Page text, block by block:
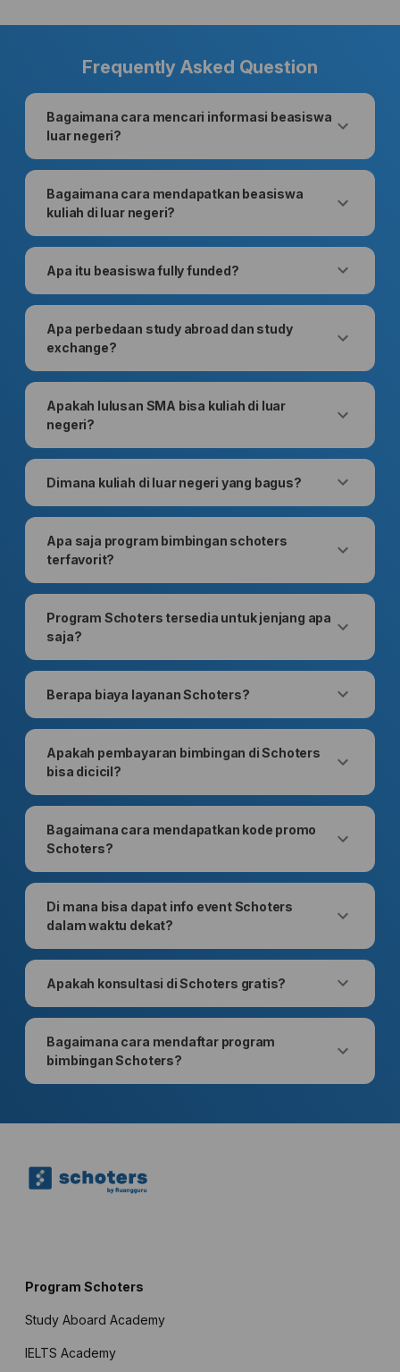
Frequently Asked Question
Bagaimana cara mencari informasi beasiswa
luar negeri?
Bagaimana cara mendapatkan beasiswa
kuliah di luar negeri?
Apa itu beasiswa fully funded?
Apa perbedaan study abroad dan study
exchange?
Apakah lulusan SMA bisa kuliah di luar
negeri?
Dimana kuliah di luar negeri yang bagus?
Apa saja program bimbingan schoters
terfavorit?
Program Schoters tersedia untuk jenjang apa
saja?
Berapa biaya layanan Schoters?
Apakah pembayaran bimbingan di Schoters
bisa dicicil?
Bagaimana cara mendapatkan kode promo
Schoters?
Di mana bisa dapat info event Schoters
dalam waktu dekat?
Apakah konsultasi di Schoters gratis?
Bagaimana cara mendaftar program
bimbingan Schoters?
Program Schoters
Study Aboard Academy
IELTS Academy